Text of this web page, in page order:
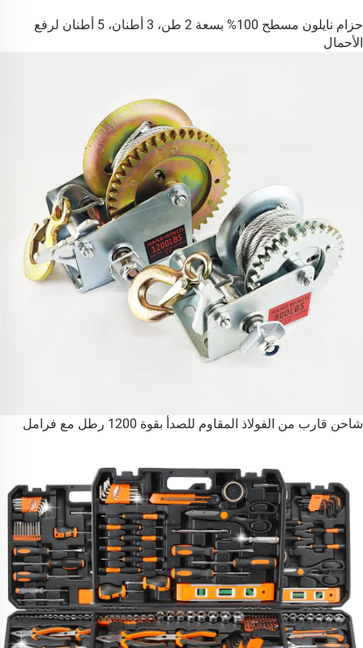
حزام نايلون مسطح 100% بسعة 2 طن، 3 أطنان، 5 أطنان لرفع
الأحمال
شاحن قارب من الفولاذ المقاوم للصدأ بقوة 1200 رطل مع فرامل